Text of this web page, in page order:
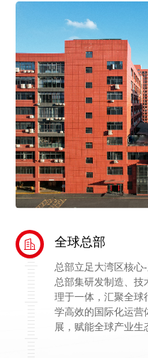
全球总部
总部立足大湾区核心
总部集研发制造、技
理于一体，汇聚全球
学高效的国际化运营
展，赋能全球产业生